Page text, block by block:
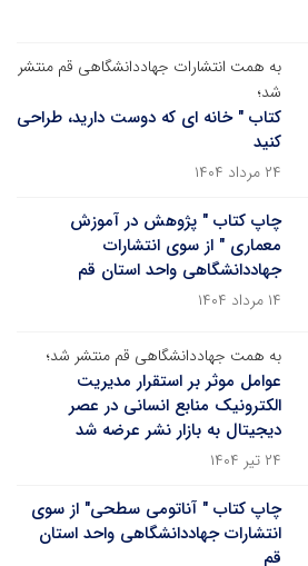
به همت انتشارات جهاددانشگاهی قم منتشر
شد؛
کتاب " خانه ای که دوست دارید، طراحی
کنید
۲۴ مرداد ۱۴۰۴
چاپ کتاب " پژوهش در آموزش
معماری " از سوی انتشارات
جهاددانشگاهی واحد استان قم
۱۴ مرداد ۱۴۰۴
به همت جهاددانشگاهی قم منتشر شد؛
عوامل موثر بر استقرار مدیریت
الکترونیک منابع انسانی در عصر
دیجیتال به بازار نشر عرضه شد
۲۴ تیر ۱۴۰۴
چاپ کتاب " آناتومی سطحی" از سوی
انتشارات جهاددانشگاهی واحد استان
قم